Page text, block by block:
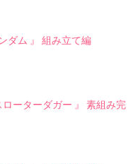
ダム 』 組み立て編
ーターダガー 』 素組み完